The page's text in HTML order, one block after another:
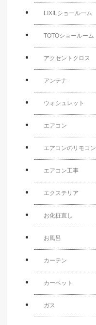
LIXILショールーム
TOTOショールーム
アクセントクロス
アンテナ
ウォシュレット
エアコン
エアコンのリモコン
エアコン工事
エクステリア
お化粧直し
お風呂
カーテン
カーペット
ガス